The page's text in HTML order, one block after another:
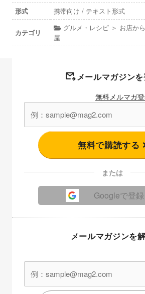
形式
携帯向け / テキスト形式
カテゴリ
グルメ・レシピ ＞ お店か
屋
メールマガジン
無料メルマガ
無料で購読する
または
Googleで登録
メールマガジンを